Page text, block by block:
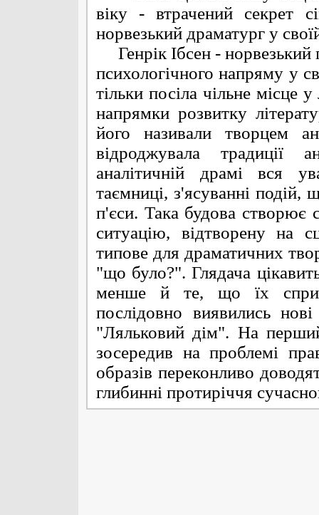
віку - втрачений секрет
норвезький драматург у
Генрік Ібсен - норвезький
психологічного напряму у
тільки посіла чільне місце
напрямки розвитку
його називали творцем
відроджувала традиції
аналітичній драмі вся
таємниці, з'ясуванні подій,
п'єси. Така будова створює
ситуацію, відтворену на
типове для драматичних
"що було?". Глядача
менше й те, що їх
послідовно виявились
"Ляльковий дім". На
зосередив на проблемі
образів переконливо
глибинні протиріччя